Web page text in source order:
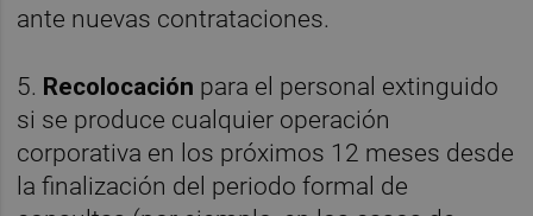
ante nuevas contrataciones.
5. Recolocación para el personal extinguido
si se produce cualquier operación
corporativa en los próximos 12 meses desde
la finalización del periodo formal de